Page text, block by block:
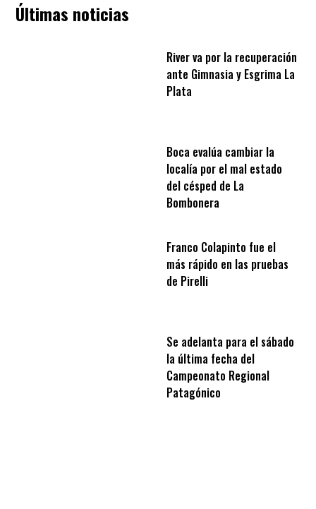
Últimas noticias
River va por la recuperación
ante Gimnasia y Esgrima La
Plata
Boca evalúa cambiar la
localía por el mal estado
del césped de La
Bombonera
Franco Colapinto fue el
más rápido en las pruebas
de Pirelli
Se adelanta para el sábado
la última fecha del
Campeonato Regional
Patagónico